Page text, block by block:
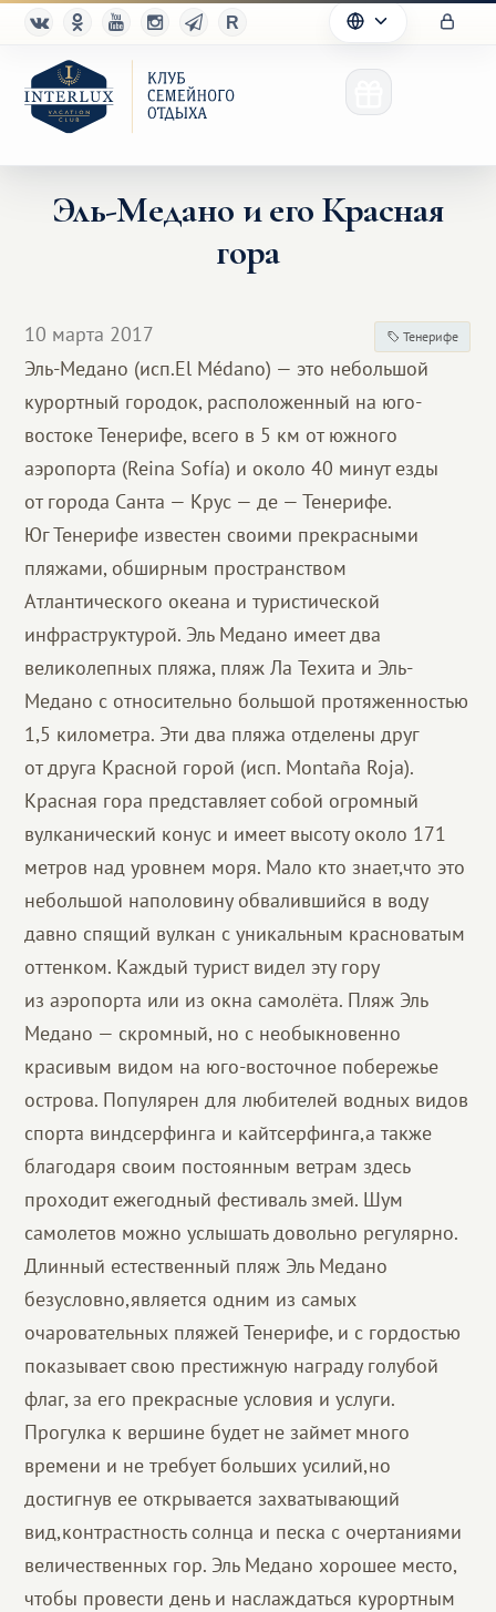
Партнерам
Благотворительность
Эль-Медано и его Красная
гора
10 марта 2017 Тенерифе
Эль-Медано (исп.El Médano) — это небольшой
курортный городок, расположенный на юго-
востоке Тенерифе, всего в 5 км от южного
аэропорта (Reina Sofía) и около 40 минут езды
от города Санта — Крус — де — Тенерифе.
Юг Тенерифе известен своими прекрасными
пляжами, обширным пространством
Атлантического океана и туристической
инфраструктурой. Эль Медано имеет два
великолепных пляжа, пляж Ла Teхита и Эль-
Медано с относительно большой протяженностью
1,5 километра. Эти два пляжа отделены друг
от друга Красной горой (исп. Montaña Roja).
Красная гора представляет собой огромный
вулканический конус и имеет высоту около 171
метров над уровнем моря. Мало кто знает,что это
небольшой наполовину обвалившийся в воду
давно спящий вулкан с уникальным красноватым
оттенком. Каждый турист видел эту гору
из аэропорта или из окна самолёта. Пляж Эль
Медано — скромный, но с необыкновенно
красивым видом на юго-восточное побережье
острова. Популярен для любителей водных видов
спорта виндсерфинга и кайтсерфинга,а также
благодаря своим постоянным ветрам здесь
проходит ежегодный фестиваль змей. Шум
самолетов можно услышать довольно регулярно.
Длинный естественный пляж Эль Медано
безусловно,является одним из самых
очаровательных пляжей Тенерифе, и с гордостью
показывает свою престижную награду голубой
флаг, за его прекрасные условия и услуги.
Прогулка к вершине будет не займет много
времени и не требует больших усилий,но
достигнув ее открывается захватывающий
вид,контрастность солнца и песка с очертаниями
величественных гор. Эль Медано хорошее место,
чтобы провести день и наслаждаться курортным